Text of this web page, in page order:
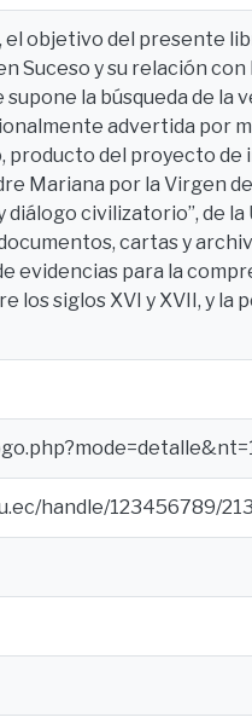
objetivo del presente
Suceso y su relación
la búsqueda de
advertida por
del proyecto de
Mariana por la Virgen
civilizatorio”, de
cartas y
evidencias para la
los siglos XVI y XVII, y
handle/123456789/